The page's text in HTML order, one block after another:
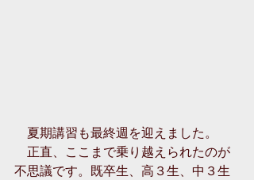
夏期講習も最終週を迎えました。
正直、ここまで乗り越えられたのが
不思議です。既卒生、高３生、中３生